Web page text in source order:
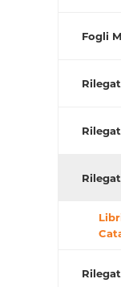
Fogli